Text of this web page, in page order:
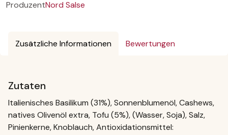
ProduzentNord Salse
Zusätzliche Informationen Bewertungen
Zutaten
Italienisches Basilikum (31%), Sonnenblumenöl, Cashews,
natives Olivenöl extra, Tofu (5%), (Wasser, Soja), Salz,
Pinienkerne, Knoblauch, Antioxidationsmittel: